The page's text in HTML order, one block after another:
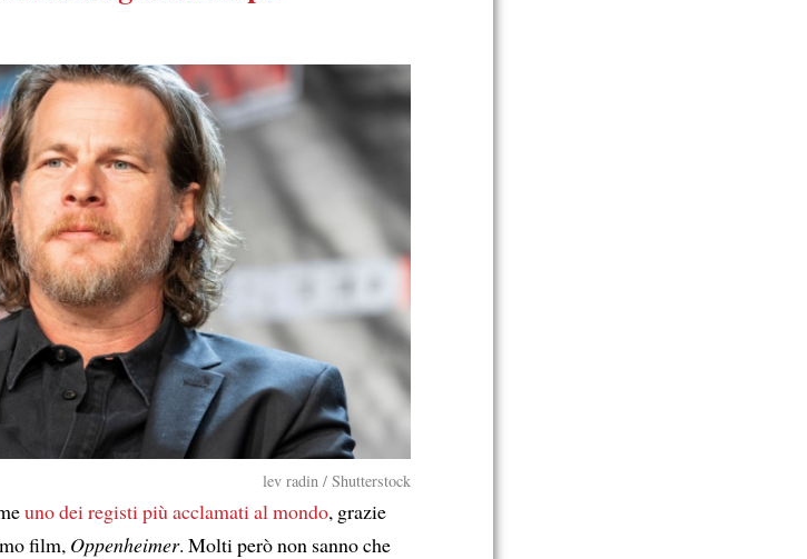
lev radin / Shutterstock
uno dei registi più acclamati al mondo, grazie
film, Oppenheimer. Molti però non sanno che